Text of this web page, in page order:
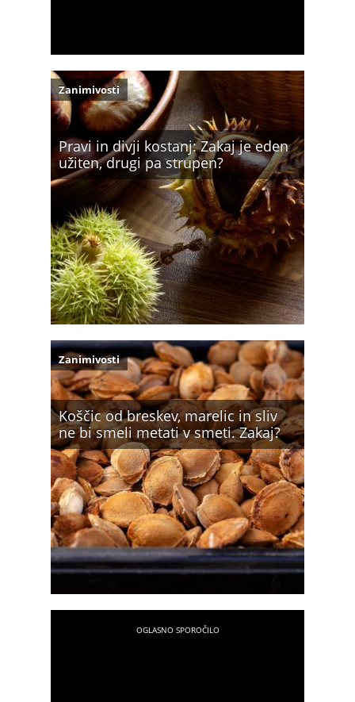
Pravi in divji kostanj: Zakaj je eden
užiten, drugi pa strupen?
Zanimivosti
Koščic od breskev, marelic in sliv
ne bi smeli metati v smeti. Zakaj?
Zanimivosti